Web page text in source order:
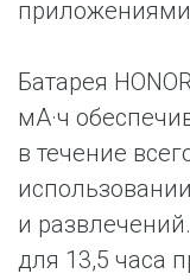
Батарея
мА·ч
в течение
и
для 13,5 часа